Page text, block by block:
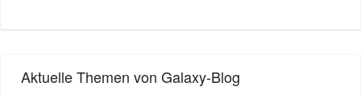
Aktuelle Themen von Galaxy-Blog